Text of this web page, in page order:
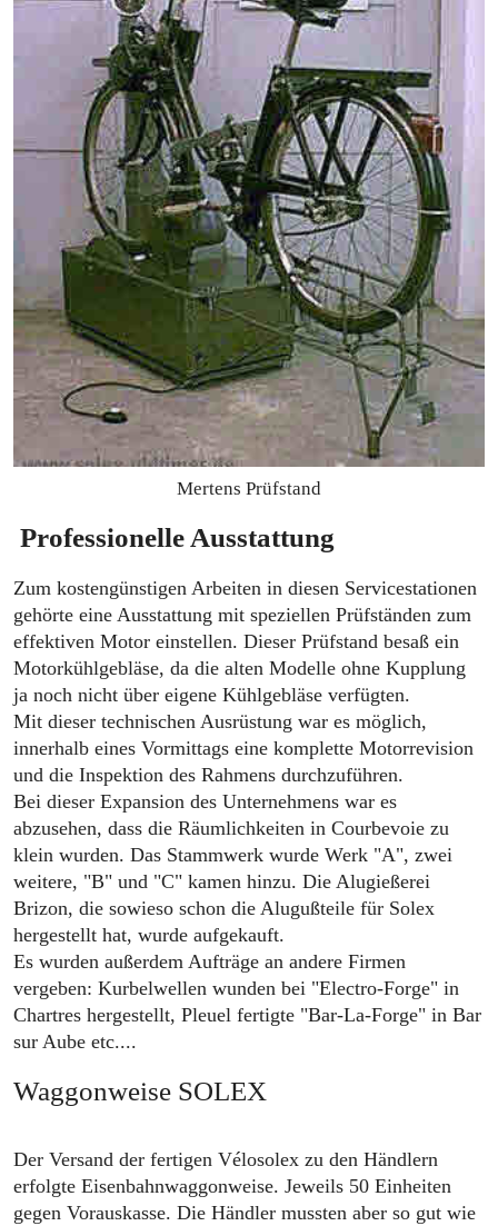
Mertens Prüfstand
Professionelle Ausstattung
Zum kostengünstigen Arbeiten in diesen Servicestationen
gehörte eine Ausstattung mit speziellen Prüfständen zum
effektiven Motor einstellen. Dieser Prüfstand besaß ein
Motorkühlgebläse, da die alten Modelle ohne Kupplung
ja noch nicht über eigene Kühlgebläse verfügten.
Mit dieser technischen Ausrüstung war es möglich,
innerhalb eines Vormittags eine komplette Motorrevision
und die Inspektion des Rahmens durchzuführen.
Bei dieser Expansion des Unternehmens war es
abzusehen, dass die Räumlichkeiten in Courbevoie zu
klein wurden. Das Stammwerk wurde Werk "A", zwei
weitere, "B" und "C" kamen hinzu. Die Alugießerei
Brizon, die sowieso schon die Alugußteile für Solex
hergestellt hat, wurde aufgekauft.
Es wurden außerdem Aufträge an andere Firmen
vergeben: Kurbelwellen wunden bei "Electro-Forge" in
Chartres hergestellt, Pleuel fertigte "Bar-La-Forge" in Bar
sur Aube etc....
Waggonweise SOLEX
Der Versand der fertigen Vélosolex zu den Händlern
erfolgte Eisenbahnwaggonweise. Jeweils 50 Einheiten
gegen Vorauskasse. Die Händler mussten aber so gut wie